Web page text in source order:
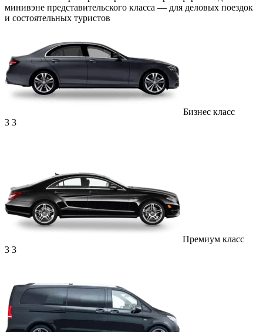
минивэне представительского класса — для деловых поездок
и состоятельных туристов
Бизнес класс
3 3
Премиум класс
3 3